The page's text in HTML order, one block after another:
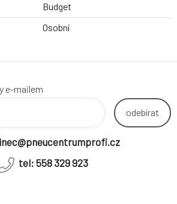
Budget
Osobní
e-mailem
odebírat
tel: 558 329 923